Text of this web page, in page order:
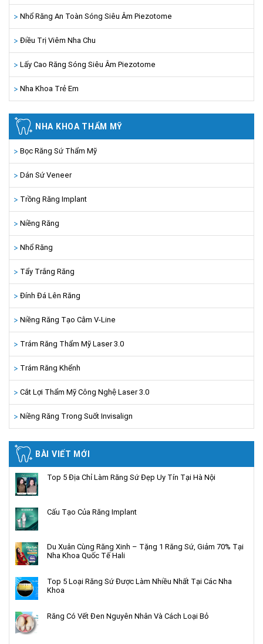
Nhổ Răng An Toàn Sóng Siêu Âm Piezotome
Điều Trị Viêm Nha Chu
Lấy Cao Răng Sóng Siêu Âm Piezotome
Nha Khoa Trẻ Em
NHA KHOA THẨM MỸ
Bọc Răng Sứ Thẩm Mỹ
Dán Sứ Veneer
Trồng Răng Implant
Niềng Răng
Nhổ Răng
Tẩy Trắng Răng
Đính Đá Lên Răng
Niềng Răng Tạo Cằm V-Line
Trám Răng Thẩm Mỹ Laser 3.0
Trám Răng Khểnh
Cắt Lợi Thẩm Mỹ Công Nghệ Laser 3.0
Niềng Răng Trong Suốt Invisalign
BÀI VIẾT MỚI
Top 5 Địa Chỉ Làm Răng Sứ Đẹp Uy Tín Tại Hà Nội
Cấu Tạo Của Răng Implant
Du Xuân Cùng Răng Xinh – Tặng 1 Răng Sứ, Giảm 70% Tại
Nha Khoa Quốc Tế Hali
Top 5 Loại Răng Sứ Được Làm Nhiều Nhất Tại Các Nha
Khoa
Răng Có Vết Đen Nguyên Nhân Và Cách Loại Bỏ